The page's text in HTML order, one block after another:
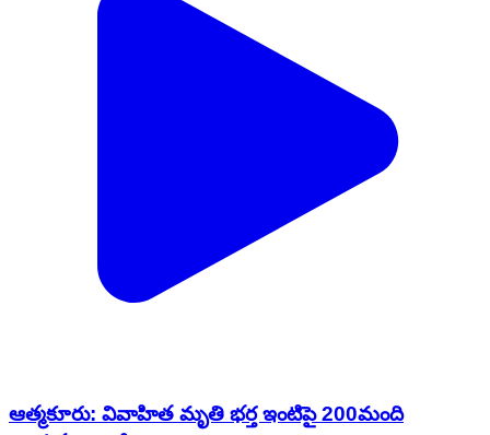
ఆత్మకూరు: వివాహిత మృతి భర్త ఇంటిపై 200మంది